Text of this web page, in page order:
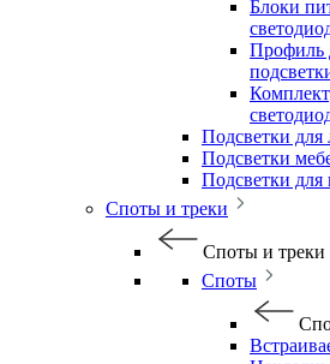
Блоки
Профиль
Подсветки для
Подсветки
Подсветки
Споты и треки
Споты и треки
Споты